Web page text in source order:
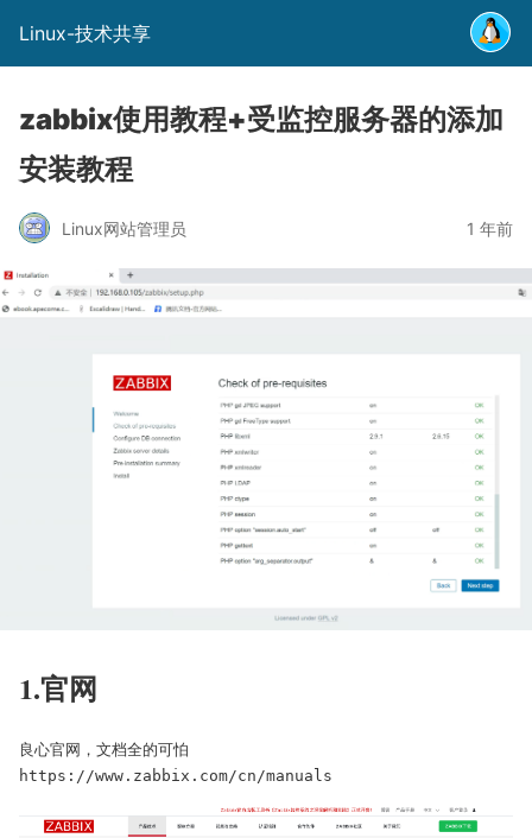
Linux-技术共享
zabbix使用教程+受监控服务器的添加
安装教程
Linux网站管理员 1 年前
1.官网
良心官网，文档全的可怕